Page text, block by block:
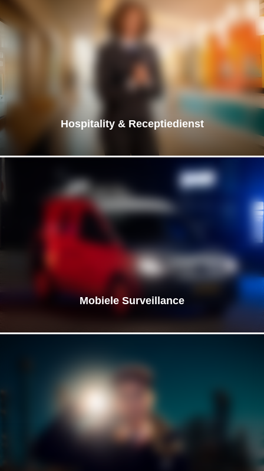
Hospitality & Receptiedienst
Mobiele Surveillance